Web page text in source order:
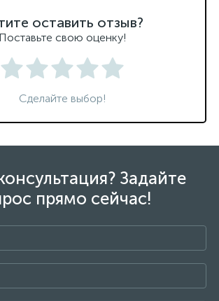
оставить отзыв?
Поставьте свою оценку!
Сделайте выбор!
Задайте
прямо сейчас!